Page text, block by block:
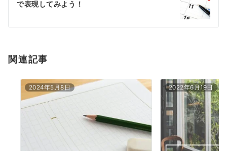
ン
で表現してみよう！
関連記事
2024年5月8日 2022年6月19日